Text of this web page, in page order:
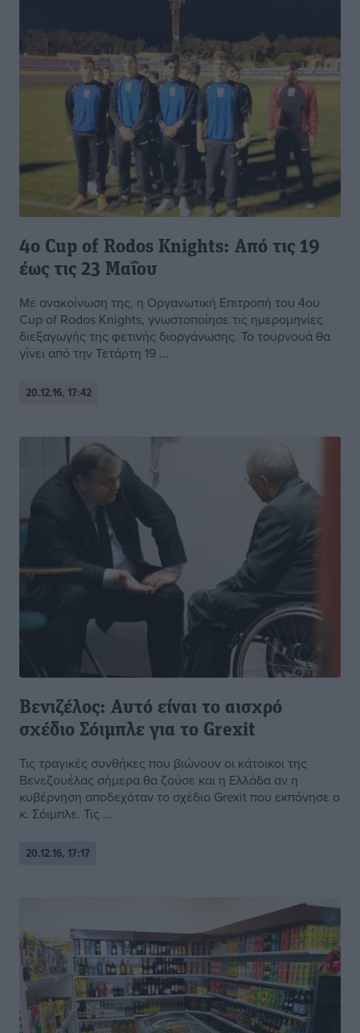
4ο Cup of Rodos Knights: Από τις 19
έως τις 23 Μαΐου
Με ανακοίνωση της, η Οργανωτική Επιτροπή του 4ου
Cup of Rodos Knights, γνωστοποίησε τις ημερομηνίες
διεξαγωγής της φετινής διοργάνωσης. Το τουρνουά θα
γίνει από την Τετάρτη 19 ...
20.12.16, 17:42
Βενιζέλος: Αυτό είναι το αισχρό
σχέδιο Σόιμπλε για το Grexit
Τις τραγικές συνθήκες που βιώνουν οι κάτοικοι της
Βενεζουέλας σήμερα θα ζούσε και η Ελλάδα αν η
κυβέρνηση αποδεχόταν το σχέδιο Grexit που εκπόνησε ο
κ. Σόιμπλε. Τις ...
20.12.16, 17:17